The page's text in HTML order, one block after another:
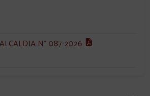
N° 087-2026